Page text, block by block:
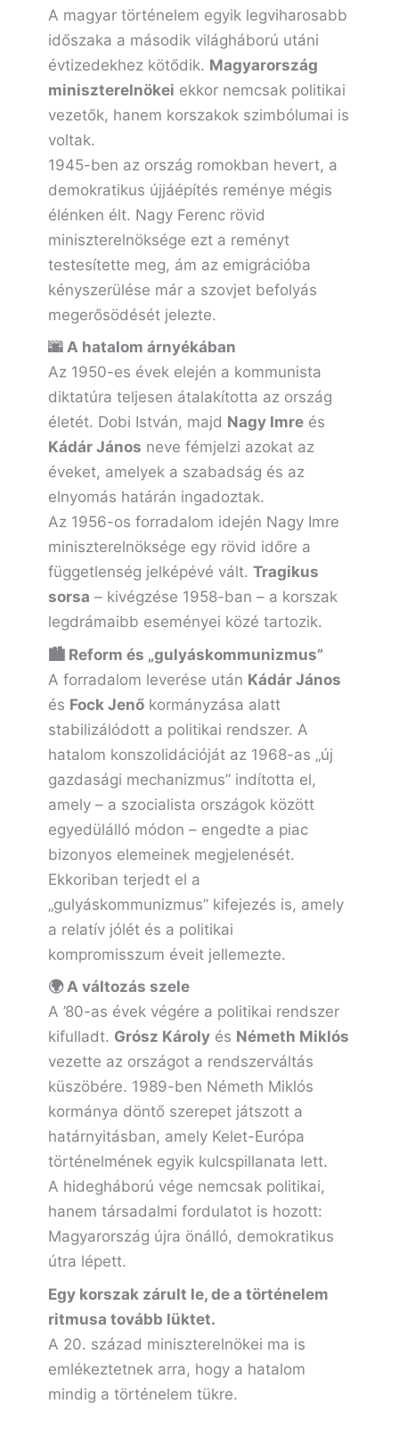
A magyar történelem egyik legviharosabb
időszaka a második világháború utáni
évtizedekhez kötődik. Magyarország
miniszterelnökei ekkor nemcsak politikai
vezetők, hanem korszakok szimbólumai is
voltak.
1945-ben az ország romokban hevert, a
demokratikus újjáépítés reménye mégis
élénken élt. Nagy Ferenc rövid
miniszterelnöksége ezt a reményt
testesítette meg, ám az emigrációba
kényszerülése már a szovjet befolyás
megerősödését jelezte.
🌆 A hatalom árnyékában
Az 1950-es évek elején a kommunista
diktatúra teljesen átalakította az ország
életét. Dobi István, majd Nagy Imre és
Kádár János neve fémjelzi azokat az
éveket, amelyek a szabadság és az
elnyomás határán ingadoztak.
Az 1956-os forradalom idején Nagy Imre
miniszterelnöksége egy rövid időre a
függetlenség jelképévé vált. Tragikus
sorsa – kivégzése 1958-ban – a korszak
legdrámaibb eseményei közé tartozik.
🏙️ Reform és „gulyáskommunizmus”
A forradalom leverése után Kádár János
és Fock Jenő kormányzása alatt
stabilizálódott a politikai rendszer. A
hatalom konszolidációját az 1968-as „új
gazdasági mechanizmus” indította el,
amely – a szocialista országok között
egyedülálló módon – engedte a piac
bizonyos elemeinek megjelenését.
Ekkoriban terjedt el a
„gulyáskommunizmus” kifejezés is, amely
a relatív jólét és a politikai
kompromisszum éveit jellemezte.
🌍 A változás szele
A ’80-as évek végére a politikai rendszer
kifulladt. Grósz Károly és Németh Miklós
vezette az országot a rendszerváltás
küszöbére. 1989-ben Németh Miklós
kormánya döntő szerepet játszott a
határnyitásban, amely Kelet-Európa
történelmének egyik kulcspillanata lett.
A hidegháború vége nemcsak politikai,
hanem társadalmi fordulatot is hozott:
Magyarország újra önálló, demokratikus
útra lépett.
Egy korszak zárult le, de a történelem
ritmusa tovább lüktet.
A 20. század miniszterelnökei ma is
emlékeztetnek arra, hogy a hatalom
mindig a történelem tükre.